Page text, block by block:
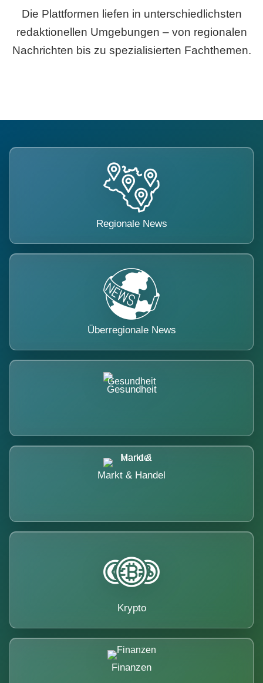
Die Plattformen liefen in unterschiedlichsten
redaktionellen Umgebungen – von regionalen
Nachrichten bis zu spezialisierten Fachthemen.
Regionale News
Überregionale News
Gesundheit
Markt & Handel
Krypto
Finanzen